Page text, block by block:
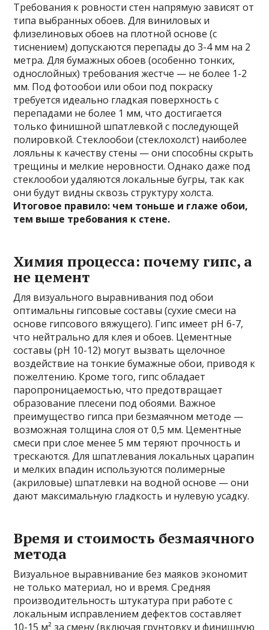
Требования к ровности стен напрямую зависят от
типа выбранных обоев. Для виниловых и
флизелиновых обоев на плотной основе (с
тиснением) допускаются перепады до 3-4 мм на 2
метра. Для бумажных обоев (особенно тонких,
однослойных) требования жестче — не более 1-2
мм. Под фотообои или обои под покраску
требуется идеально гладкая поверхность с
перепадами не более 1 мм, что достигается
только финишной шпатлевкой с последующей
полировкой. Стеклообои (стеклохолст) наиболее
лояльны к качеству стены — они способны скрыть
трещины и мелкие неровности. Однако даже под
стеклообои удаляются локальные бугры, так как
они будут видны сквозь структуру холста.
Итоговое правило: чем тоньше и глаже обои,
тем выше требования к стене.
Химия процесса: почему гипс, а
не цемент
Для визуального выравнивания под обои
оптимальны гипсовые составы (сухие смеси на
основе гипсового вяжущего). Гипс имеет pH 6-7,
что нейтрально для клея и обоев. Цементные
составы (pH 10-12) могут вызвать щелочное
воздействие на тонкие бумажные обои, приводя к
пожелтению. Кроме того, гипс обладает
паропроницаемостью, что предотвращает
образование плесени под обоями. Важное
преимущество гипса при безмаячном методе —
возможная толщина слоя от 0,5 мм. Цементные
смеси при слое менее 5 мм теряют прочность и
трескаются. Для шпатлевания локальных царапин
и мелких впадин используются полимерные
(акриловые) шпатлевки на водной основе — они
дают максимальную гладкость и нулевую усадку.
Время и стоимость безмаячного
метода
Визуальное выравнивание без маяков экономит
не только материал, но и время. Средняя
производительность штукатура при работе с
локальным исправлением дефектов составляет
10-15 м² за смену (включая грунтовку и финишную